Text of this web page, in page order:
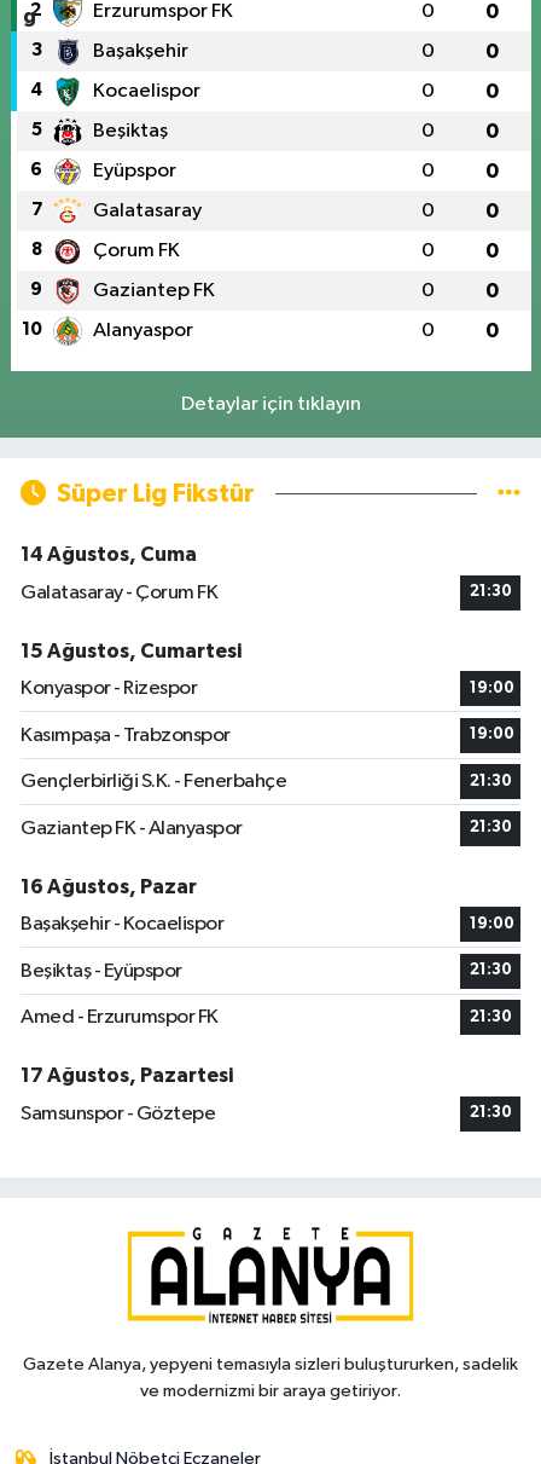
2 Erzurumspor FK 0 0
3 Başakşehir 0 0
4 Kocaelispor 0 0
5 Beşiktaş 0 0
6 Eyüpspor 0 0
7 Galatasaray 0 0
8 Çorum FK 0 0
9 Gaziantep FK 0 0
10 Alanyaspor 0 0
Detaylar için tıklayın
Süper Lig Fikstür
14 Ağustos, Cuma
Galatasaray - Çorum FK
21:30
15 Ağustos, Cumartesi
Konyaspor - Rizespor
19:00
Kasımpaşa - Trabzonspor 19:00
Gençlerbirliği S.K. - Fenerbahçe 21:30
Gaziantep FK - Alanyaspor 21:30
16 Ağustos, Pazar
Başakşehir - Kocaelispor
19:00
Beşiktaş - Eyüpspor 21:30
Amed - Erzurumspor FK 21:30
17 Ağustos, Pazartesi
Samsunspor - Göztepe
21:30
Gazete Alanya, yepyeni temasıyla sizleri buluştururken, sadelik
ve modernizmi bir araya getiriyor.
İstanbul Nöbetçi Eczaneler